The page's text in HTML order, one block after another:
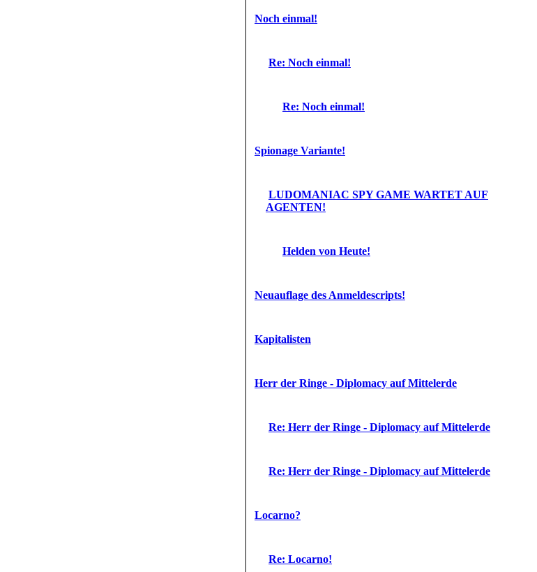
Noch einmal!
Re: Noch einmal!
Re: Noch einmal!
Spionage Variante!
LUDOMANIAC SPY GAME WARTET AUF
AGENTEN!
Helden von Heute!
Neuauflage des Anmeldescripts!
Kapitalisten
Herr der Ringe - Diplomacy auf Mittelerde
Re: Herr der Ringe - Diplomacy auf Mittelerde
Re: Herr der Ringe - Diplomacy auf Mittelerde
Locarno?
Re: Locarno!